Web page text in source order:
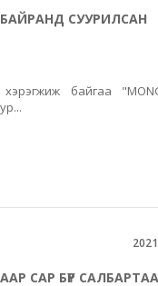
СУУРИЛСАН
байгаа
САР БҮР САЛБАРТАА